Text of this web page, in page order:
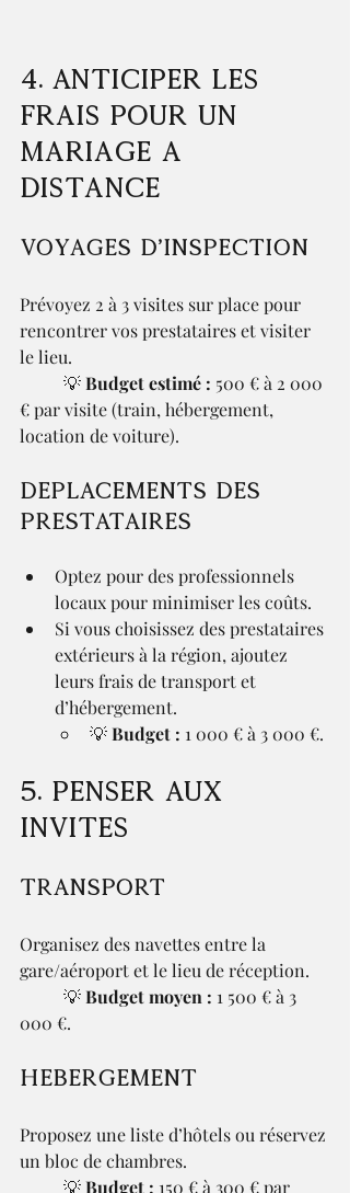
4. Anticiper les
frais pour un
mariage à
distance
Voyages d’inspection
Prévoyez 2 à 3 visites sur place pour
rencontrer vos prestataires et visiter
le lieu.
	💡
Budget estimé : 500 € à 2 000
€ par visite (train, hébergement,
location de voiture).
Déplacements des
prestataires
Optez pour des professionnels
locaux pour minimiser les coûts.
Si vous choisissez des prestataires
extérieurs à la région, ajoutez
leurs frais de transport et
d’hébergement.
💡 Budget : 1 000 € à 3 000 €.
5. Penser aux
invités
Transport
Organisez des navettes entre la
gare/aéroport et le lieu de réception.
	💡
Budget moyen : 1 500 € à 3
000 €.
Hébergement
Proposez une liste d’hôtels ou réservez
un bloc de chambres.
	💡
Budget : 150 € à 300 € par